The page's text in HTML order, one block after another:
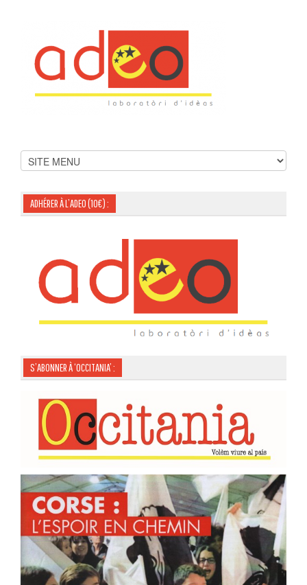
ADHÉRER À L’ADEO (10€) :
S’ABONNER À ‘OCCITANIA’ :